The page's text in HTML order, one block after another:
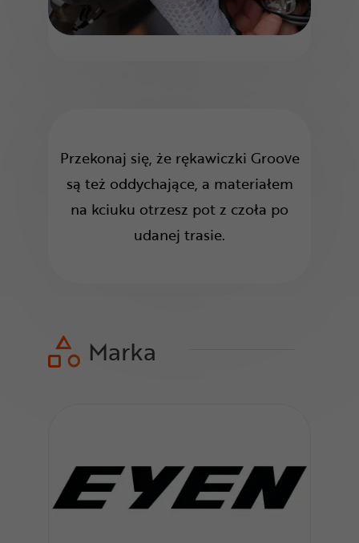
Przekonaj się, że rękawiczki Groove
są też oddychające, a materiałem
na kciuku otrzesz pot z czoła po
udanej trasie.
Marka